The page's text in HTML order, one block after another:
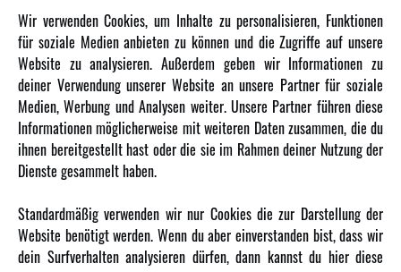
Newsletter
Über uns
Karriere
Amewi Kataloge
MEHR VON AMEWI
Amewi Construction - Nutzfahrzeuge
Malinos - Die kreative Seite von Amewi
Wir verwenden Cookies, um Inhalte zu personalisieren, Funktionen
für soziale Medien anbieten zu können und die Zugriffe auf unsere
Website zu analysieren. Außerdem geben wir Informationen zu
deiner Verwendung unserer Website an unsere Partner für soziale
Medien, Werbung und Analysen weiter. Unsere Partner führen diese
Informationen möglicherweise mit weiteren Daten zusammen, die du
ihnen bereitgestellt hast oder die sie im Rahmen deiner Nutzung der
Dienste gesammelt haben.
Standardmäßig verwenden wir nur Cookies die zur Darstellung der
Website benötigt werden. Wenn du aber einverstanden bist, dass wir
dein Surfverhalten analysieren dürfen, dann kannst du hier diese